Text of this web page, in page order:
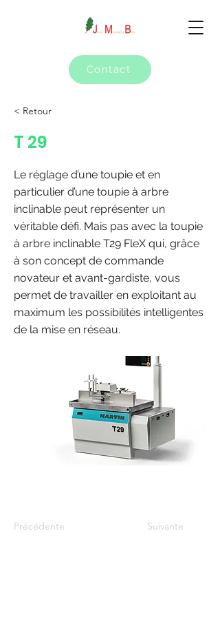
Contact
< Retour
T 29
Le réglage d’une toupie et en
particulier d’une toupie à arbre
inclinable peut représenter un
véritable défi. Mais pas avec la toupie
à arbre inclinable T29 FleX qui, grâce
à son concept de commande
novateur et avant-gardiste, vous
permet de travailler en exploitant au
maximum les possibilités intelligentes
de la mise en réseau.
Précédente Suivante